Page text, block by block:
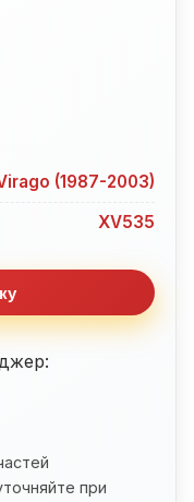
(1987-2003)
XV535
при